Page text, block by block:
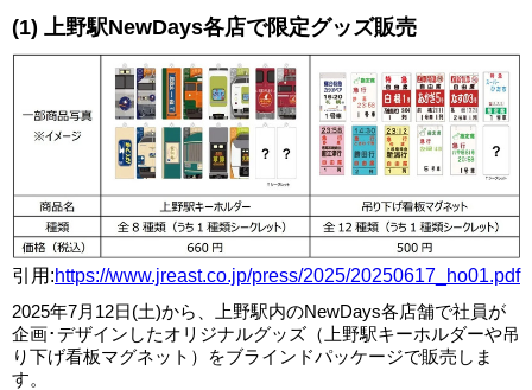
(1) 上野駅NewDays各店で限定グッズ販売
引用:https://www.jreast.co.jp/press/2025/20250617_ho01.pdf
2025年7月12日(土)から、上野駅内のNewDays各店舗で社員が
企画･デザインしたオリジナルグッズ（上野駅キーホルダーや吊
り下げ看板マグネット）をブラインドパッケージで販売しま
す。